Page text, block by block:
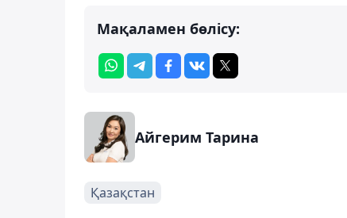
Мақаламен бөлісу:
Айгерим Тарина
Қазақстан